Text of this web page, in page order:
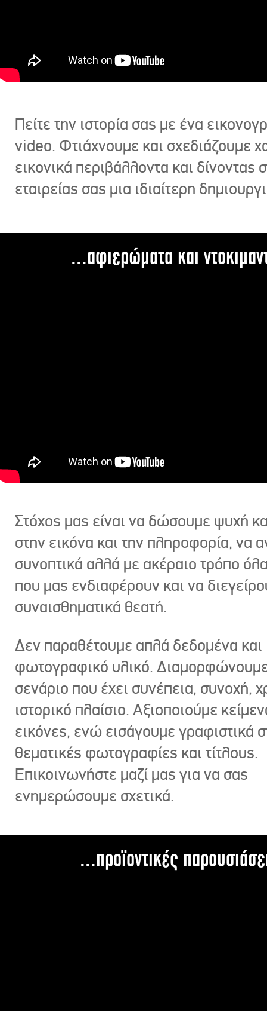
Πείτε την ιστορία σας με ένα
video. Φτιάχνουμε και σχεδιάζουμε
εικονικά περιβάλλοντα και δίνοντας
εταιρείας σας μια ιδιαίτερη
...αφιερώματα και
Στόχος μας είναι να δώσουμε ψυχή
στην εικόνα και την πληροφορία, να
συνοπτικά αλλά με ακέραιο τρόπο
που μας ενδιαφέρουν και να
συναισθηματικά θεατή.
Δεν παραθέτουμε απλά δεδομένα και
φωτογραφικό υλικό.
σενάριο που έχει συνέπεια, συνοχή,
ιστορικό πλαίσιο. Αξιοποιούμε
εικόνες, ενώ εισάγουμε γραφιστικά
θεματικές φωτογραφίες και τίτλους.
Επικοινωνήστε μαζί μας για να σας
ενημερώσουμε σχετικά.
...προϊοντικές